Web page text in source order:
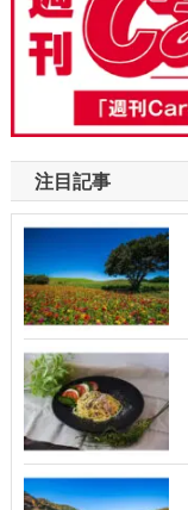
注目記事